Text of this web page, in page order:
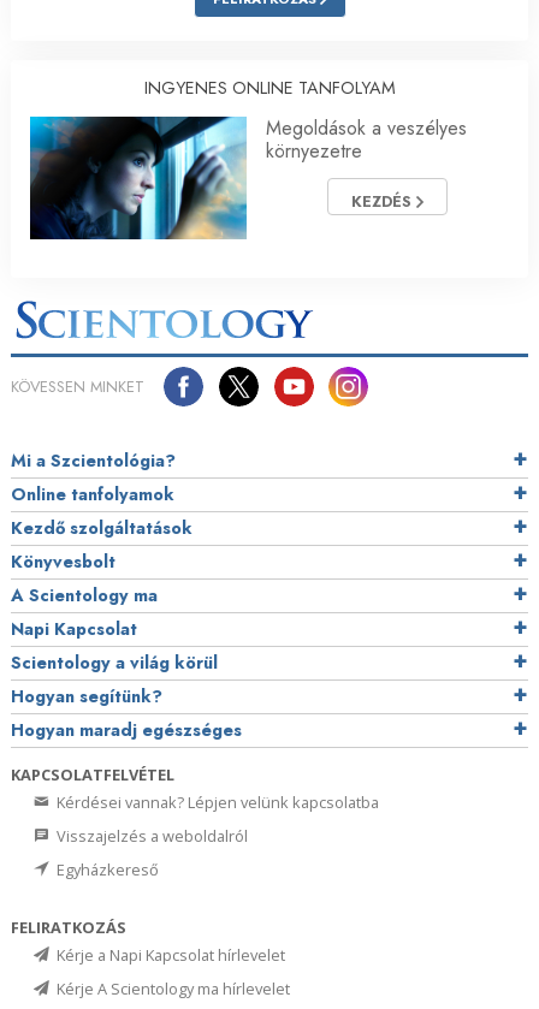
INGYENES ONLINE TANFOLYAM
Megoldások a veszélyes
környezetre
KEZDÉS
KÖVESSEN MINKET
Mi a Szcientológia?
Online tanfolyamok
Kezdő szolgáltatások
Könyvesbolt
A Scientology ma
Napi Kapcsolat
Scientology a világ körül
Hogyan segítünk?
Hogyan maradj egészséges
KAPCSOLATFELVÉTEL
Kérdései vannak? Lépjen velünk kapcsolatba
Visszajelzés a weboldalról
Egyházkereső
FELIRATKOZÁS
Kérje a Napi Kapcsolat hírlevelet
Kérje A Scientology ma hírlevelet